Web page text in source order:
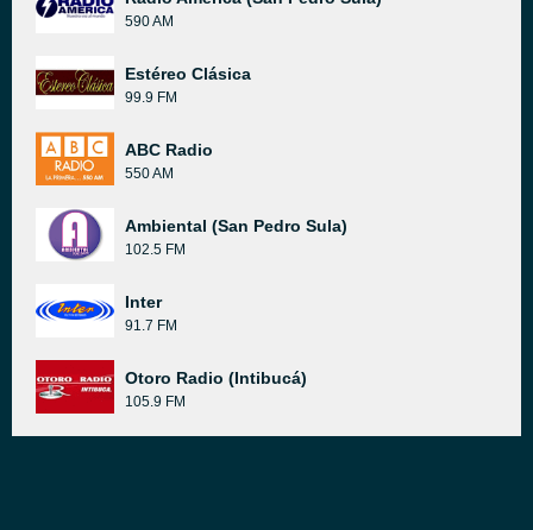
590 AM
Estéreo Clásica
99.9 FM
ABC Radio
550 AM
Ambiental (San Pedro Sula)
102.5 FM
Inter
91.7 FM
Otoro Radio (Intibucá)
105.9 FM